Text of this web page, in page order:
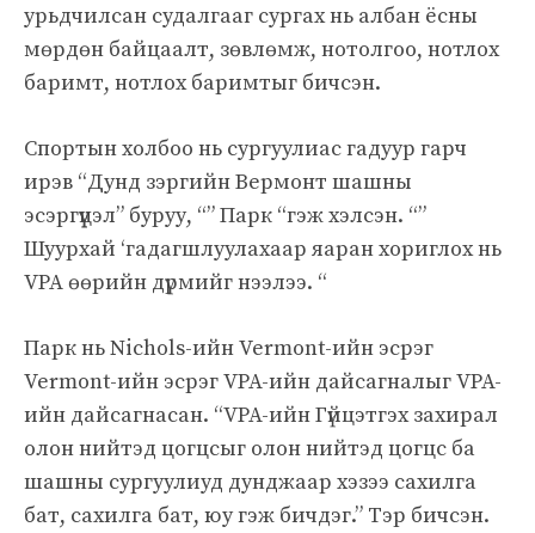
урьдчилсан судалгааг сургах нь албан ёсны
мөрдөн байцаалт, зөвлөмж, нотолгоо, нотлох
баримт, нотлох баримтыг бичсэн.
Спортын холбоо нь сургуулиас гадуур гарч
ирэв “Дунд зэргийн Вермонт шашны
эсэргүүцэл” буруу, “” Парк “гэж хэлсэн. “”
Шуурхай ‘гадагшлуулахаар яаран хориглох нь
VPA өөрийн дүрмийг нээлээ. “
Парк нь Nichols-ийн Vermont-ийн эсрэг
Vermont-ийн эсрэг VPA-ийн дайсагналыг VPA-
ийн дайсагнасан. “VPA-ийн Гүйцэтгэх захирал
олон нийтэд цогцсыг олон нийтэд цогцс ба
шашны сургуулиуд дунджаар хэзээ сахилга
бат, сахилга бат, юу гэж бичдэг.” Тэр бичсэн.